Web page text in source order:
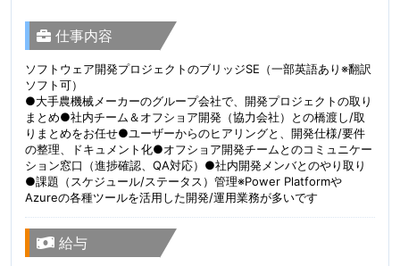
仕事内容
ソフトウェア開発プロジェクトのブリッジSE（一部英語あり※翻訳
ソフト可）
●大手農機械メーカーのグループ会社で、開発プロジェクトの取り
まとめ●社内チーム＆オフショア開発（協力会社）との橋渡し/取
りまとめをお任せ●ユーザーからのヒアリングと、開発仕様/要件
の整理、ドキュメント化●オフショア開発チームとのコミュニケー
ション窓口（進捗確認、QA対応）●社内開発メンバとのやり取り
●課題（スケジュール/ステータス）管理※Power Platformや
Azureの各種ツールを活用した開発/運用業務が多いです
給与